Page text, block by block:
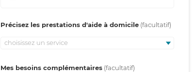
Précisez les prestations d'aide à domicile
choisissez un service
Mes besoins complémentaires